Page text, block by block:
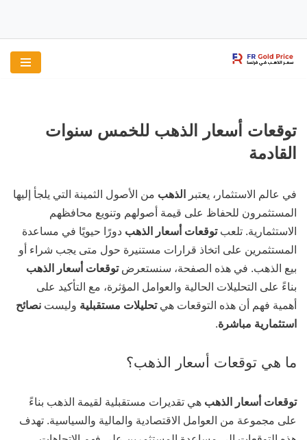
توقعات أسعار الذهب للخمس سنوات
القادمة
في عالم الاستثمار، يعتبر الذهب من الأصول الثمينة التي يلجأ إليها
المستثمرون للحفاظ على قيمة أصولهم وتنويع محافظهم
الاستثمارية. تلعبتوقعات أسعار الذهب دورًا حيويًا في مساعدة
المستثمرين على اتخاذ قرارات مستنيرة حول متى يجب شراء أو
بيع الذهب. في هذه الصفحة، سنستعرضتوقعات أسعار الذهب
بناءً على التحليلات الحالية والعوامل المؤثرة، مع التأكيد على
أهمية فهم أن هذه التوقعات هيتحليلات مستقبلية وليست نصائح
استثمارية مباشرة.
ما هي توقعات أسعار الذهب؟
توقعات أسعار الذهب هي تقديرات مستقبلية لقيمة الذهب بناءً
على مجموعة من العوامل الاقتصادية والمالية والسياسية. تهدف